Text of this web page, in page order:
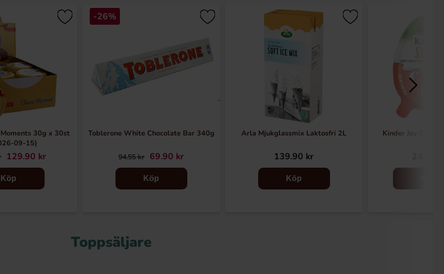
30g x 30st
09-15)
129.90 kr
Köp
-26%
Toblerone White Chocolate Bar 340g
94.55 kr 69.90 kr
Köp
Arla Mjukglassmix Laktosfri 2L
139.90 kr
Köp
Kinder Joy Super
Toppsäljare